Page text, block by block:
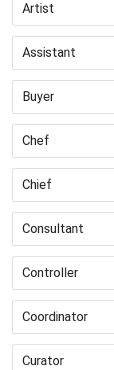
Artist
Assistant
Buyer
Chef
Chief
Consultant
Controller
Coordinator
Curator